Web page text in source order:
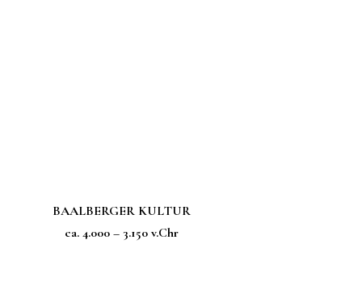
BAALBERGER KULTUR
ca. 4.000 – 3.150 v.Chr